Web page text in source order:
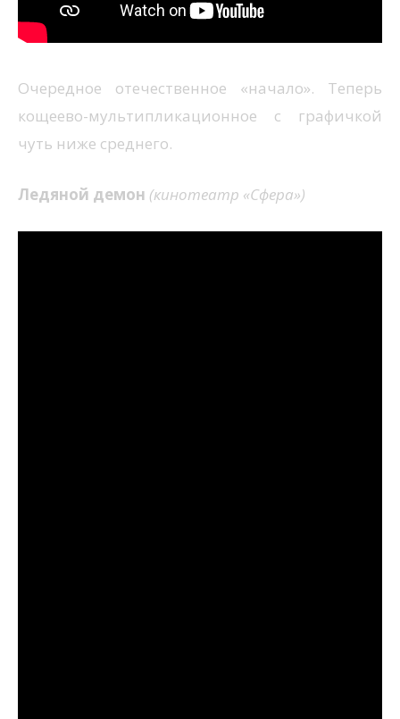
Очередное отечественное «начало». Теперь
кощеево-мультипликационное с графичкой
чуть ниже среднего.
Ледяной демон (кинотеатр «Сфера»)